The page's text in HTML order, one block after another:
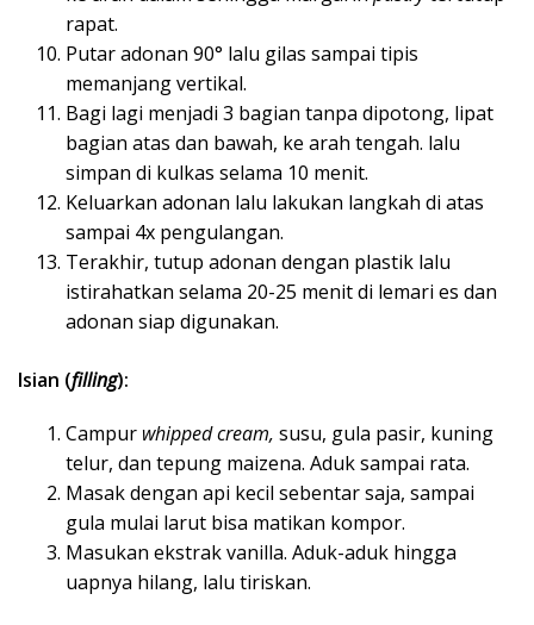
rapat.
Putar adonan 90° lalu gilas sampai tipis
memanjang vertikal.
Bagi lagi menjadi 3 bagian tanpa dipotong, lipat
bagian atas dan bawah, ke arah tengah. lalu
simpan di kulkas selama 10 menit.
Keluarkan adonan lalu lakukan langkah di atas
sampai 4x pengulangan.
Terakhir, tutup adonan dengan plastik lalu
istirahatkan selama 20-25 menit di lemari es dan
adonan siap digunakan.
Isian (filling):
Campur whipped cream, susu, gula pasir, kuning
telur, dan tepung maizena. Aduk sampai rata.
Masak dengan api kecil sebentar saja, sampai
gula mulai larut bisa matikan kompor.
Masukan ekstrak vanilla. Aduk-aduk hingga
uapnya hilang, lalu tiriskan.